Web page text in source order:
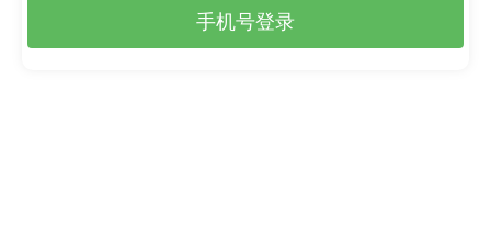
手机号登录